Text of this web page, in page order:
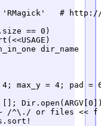
# http://
== 0)
dir_name
4; max_y = 4; pad
/^\./ or files << f